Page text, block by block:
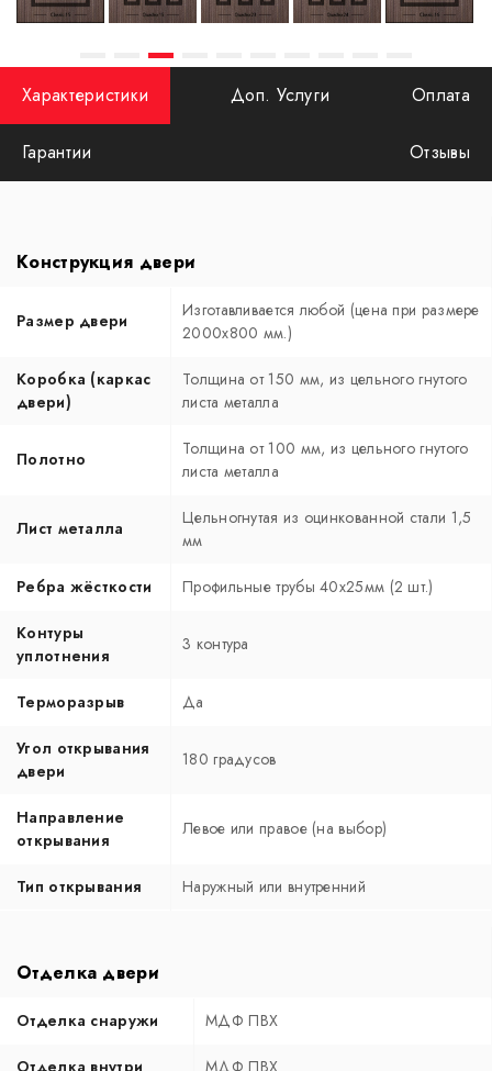
Характеристики Доп. Услуги Оплата
Гарантии Отзывы
Конструкция двери
Размер двери
Изготавливается любой (цена при размере
2000x800 мм.)
Коробка (каркас
двери)
Толщина от 150 мм, из цельного гнутого
листа металла
Полотно
Толщина от 100 мм, из цельного гнутого
листа металла
Лист металла
Цельногнутая из оцинкованной стали 1,5
мм
Ребра жёсткости Профильные трубы 40х25мм (2 шт.)
Контуры
уплотнения
3 контура
Терморазрыв Да
Угол открывания
двери
180 градусов
Направление
открывания
Левое или правое (на выбор)
Тип открывания Наружный или внутренний
Отделка двери
Отделка снаружи МДФ ПВХ